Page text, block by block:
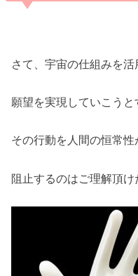
さて、宇宙の仕組みを活
願望を実現していこうと
その行動を人間の恒常性
阻止するのはご理解頂け